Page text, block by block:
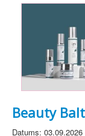
Beauty
Datums: 03.09.2026